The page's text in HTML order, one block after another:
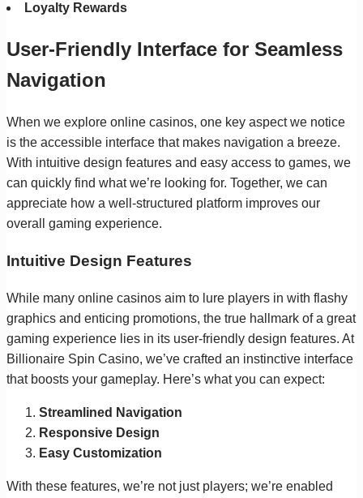
Loyalty Rewards
User-Friendly Interface for Seamless
Navigation
When we explore online casinos, one key aspect we notice
is the accessible interface that makes navigation a breeze.
With intuitive design features and easy access to games, we
can quickly find what we’re looking for. Together, we can
appreciate how a well-structured platform improves our
overall gaming experience.
Intuitive Design Features
While many online casinos aim to lure players in with flashy
graphics and enticing promotions, the true hallmark of a great
gaming experience lies in its user-friendly design features. At
Billionaire Spin Casino, we’ve crafted an instinctive interface
that boosts your gameplay. Here’s what you can expect:
Streamlined Navigation
Responsive Design
Easy Customization
With these features, we’re not just players; we’re enabled